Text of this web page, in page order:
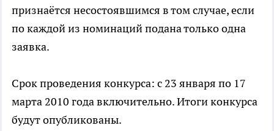
признаётся несостоявшимся в том случае, если
по каждой из номинаций подана только одна
заявка.
Срок проведения конкурса: с 23 января по 17
марта 2010 года включительно. Итоги конкурса
будут опубликованы.